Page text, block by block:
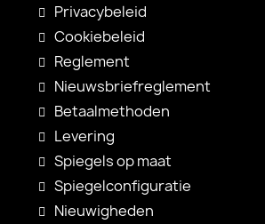
Privacybeleid
Cookiebeleid
Reglement
Nieuwsbriefreglement
Betaalmethoden
Levering
Spiegels op maat
Spiegelconfiguratie
Nieuwigheden